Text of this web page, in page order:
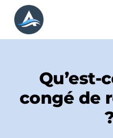
Passer
contenu
Qu’est-
congé de